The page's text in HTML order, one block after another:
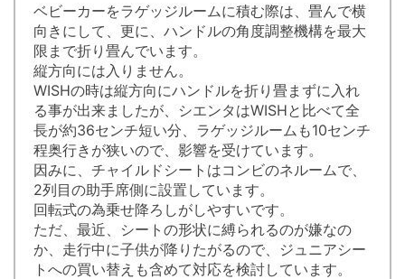
ベビーカーをラゲッジルームに積む際は、畳んで横
向きにして、更に、ハンドルの角度調整機構を最大
限まで折り畳んでいます。
縦方向には入りません。
WISHの時は縦方向にハンドルを折り畳まずに入れ
る事が出来ましたが、シエンタはWISHと比べて全
長が約36センチ短い分、ラゲッジルームも10センチ
程奥行きが狭いので、影響を受けています。
因みに、チャイルドシートはコンビのネルームで、
2列目の助手席側に設置しています。
回転式の為乗せ降ろしがしやすいです。
ただ、最近、シートの形状に縛られるのが嫌なの
か、走行中に子供が降りたがるので、ジュニアシー
トへの買い替えも含めて対応を検討しています。